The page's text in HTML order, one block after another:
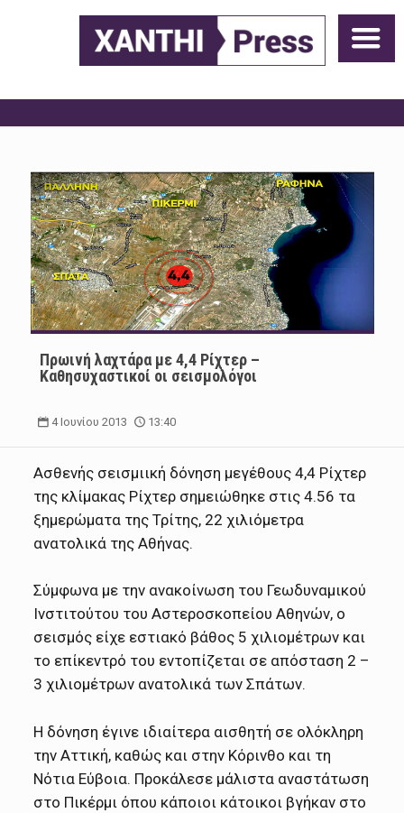
Πρωινή λαχτάρα με 4,4 Ρίχτερ –
Καθησυχαστικοί οι σεισμολόγοι
4 Ιουνίου 2013 13:40
Ασθενής σεισμιική δόνηση μεγέθους 4,4 Ρίχτερ
της κλίμακας Ρίχτερ σημειώθηκε στις 4.56 τα
ξημερώματα της Τρίτης, 22 χιλιόμετρα
ανατολικά της Αθήνας.
Σύμφωνα με την ανακοίνωση του Γεωδυναμικού
Ινστιτούτου του Αστεροσκοπείου Αθηνών, ο
σεισμός είχε εστιακό βάθος 5 χιλιομέτρων και
το επίκεντρό του εντοπίζεται σε απόσταση 2 –
3 χιλιομέτρων ανατολικά των Σπάτων.
Η δόνηση έγινε ιδιαίτερα αισθητή σε ολόκληρη
την Αττική, καθώς και στην Κόρινθο και τη
Νότια Εύβοια. Προκάλεσε μάλιστα αναστάτωση
στο Πικέρμι όπου κάποιοι κάτοικοι βγήκαν στο